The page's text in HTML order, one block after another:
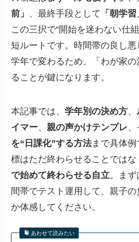
前」 、最終手段として 「朝学習
この三択で“開始を迷わない仕
短ルートです。時間帯の良し
学年で変わるため、「わが家
ることが鍵になります。
本記事では、学年別の決め方、
イマー、 親の声かけテンプレ
を“日課化”する方法まで具体例
標はただ終わらせることではな
で始めて終わらせる自立。ま
間帯でテスト運用して、親子
か体感してください。
あわせて読みたい